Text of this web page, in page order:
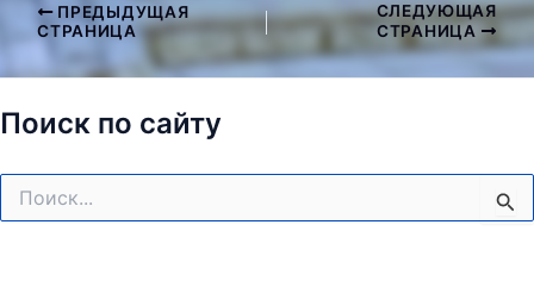
Навигация
по
записям
ПРЕДЫДУЩАЯ
СТРАНИЦА
СЛЕДУЮЩАЯ
СТРАНИЦА
Поиск по сайту